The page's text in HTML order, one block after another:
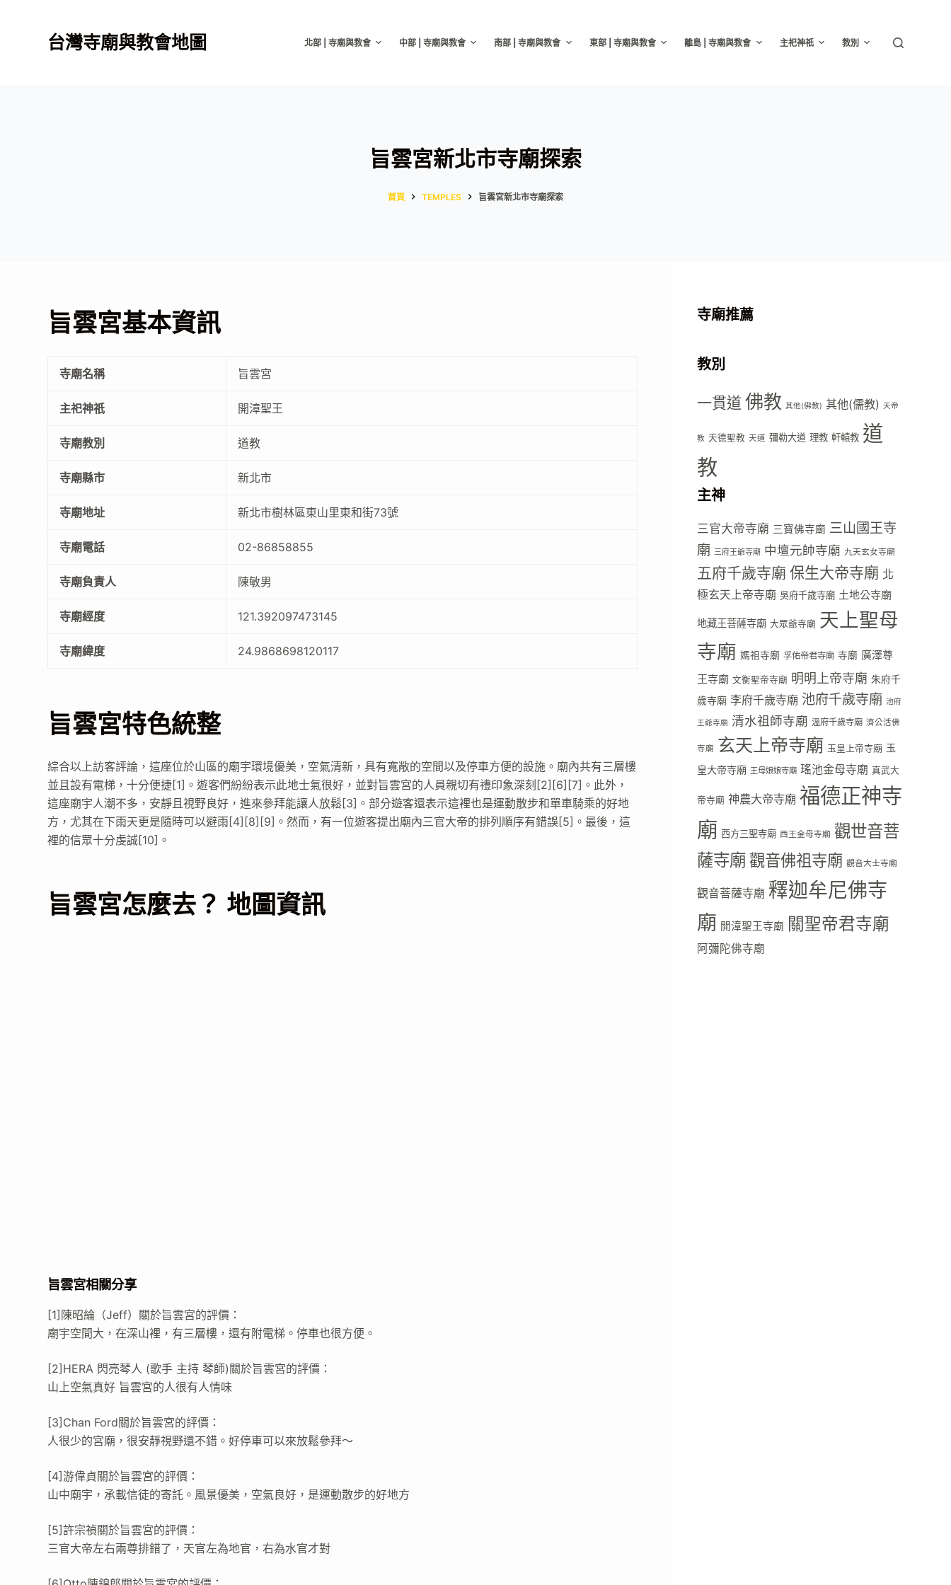
台灣寺廟與教會地圖 北部 | 寺廟與教會 中部 | 寺廟與教會 南部 | 寺廟與教會 東部 | 寺廟與教會 離島 | 寺廟與教會 主祀神祇 教別
旨雲宮新北市寺廟探索
首頁 TEMPLES 旨雲宮新北市寺廟探索
旨雲宮基本資訊
寺廟名稱 旨雲宮
主祀神祇 開漳聖王
寺廟教別 道教
寺廟縣市 新北市
寺廟地址 新北市樹林區東山里東和街73號
寺廟電話 02-86858855
寺廟負責人 陳敏男
寺廟經度 121.392097473145
寺廟緯度 24.9868698120117
旨雲宮特色統整
綜合以上訪客評論，這座位於山區的廟宇環境優美，空氣清新，具有寬敞的空間以及停車方便的設施。廟內共有三層樓
並且設有電梯，十分便捷[1]。遊客們紛紛表示此地士氣很好，並對旨雲宮的人員親切有禮印象深刻[2][6][7]。此外，
這座廟宇人潮不多，安靜且視野良好，進來參拜能讓人放鬆[3]。部分遊客還表示這裡也是運動散步和單車騎乘的好地
方，尤其在下雨天更是隨時可以避雨[4][8][9]。然而，有一位遊客提出廟內三官大帝的排列順序有錯誤[5]。最後，這
裡的信眾十分虔誠[10]。
旨雲宮怎麼去？ 地圖資訊
旨雲宮相關分享
[1]陳昭綸（Jeff）關於旨雲宮的評價：
廟宇空間大，在深山裡，有三層樓，還有附電梯。停車也很方便。
[2]HERA 閃亮琴人 (歌手 主持 琴師)關於旨雲宮的評價：
山上空氣真好 旨雲宮的人很有人情味
[3]Chan Ford關於旨雲宮的評價：
人很少的宮廟，很安靜視野還不錯。好停車可以來放鬆參拜～
[4]游偉貞關於旨雲宮的評價：
山中廟宇，承載信徒的寄託。風景優美，空氣良好，是運動散步的好地方
[5]許宗禎關於旨雲宮的評價：
三官大帝左右兩尊排錯了，天官左為地官，右為水官才對
寺廟推薦
教別
一貫道 佛教 其他(佛教) 其他(儒教) 天帝
教 天德聖教 天道 彌勒大道 理教 軒轅教 道
教
主神
三官大帝寺廟 三寶佛寺廟 三山國王寺
廟 三府王爺寺廟 中壇元帥寺廟 九天玄女寺廟
五府千歲寺廟 保生大帝寺廟 北
極玄天上帝寺廟 吳府千歲寺廟 土地公寺廟
地藏王菩薩寺廟 大眾爺寺廟 天上聖母
寺廟 媽祖寺廟 孚佑帝君寺廟 寺廟 廣澤尊
王寺廟 文衡聖帝寺廟 明明上帝寺廟 朱府千
歲寺廟 李府千歲寺廟 池府千歲寺廟 池府
王爺寺廟 清水祖師寺廟 溫府千歲寺廟 濟公活佛
寺廟 玄天上帝寺廟 玉皇上帝寺廟 玉
皇大帝寺廟 王母娘娘寺廟 瑤池金母寺廟 真武大
帝寺廟 神農大帝寺廟 福德正神寺
廟 西方三聖寺廟 西王金母寺廟 觀世音菩
薩寺廟觀音佛祖寺廟 觀音大士寺廟
觀音菩薩寺廟 釋迦牟尼佛寺
廟 開漳聖王寺廟 關聖帝君寺廟
阿彌陀佛寺廟